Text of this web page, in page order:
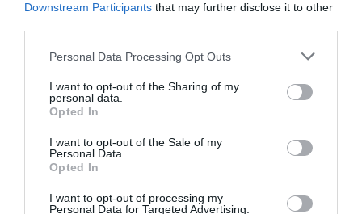
Downstream Participants that may further disclose it to other
Personal Data Processing Opt Outs
I want to opt-out of the Sharing of my
personal data.
Opted In
I want to opt-out of the Sale of my
Personal Data.
Opted In
I want to opt-out of processing my
Personal Data for Targeted Advertising.